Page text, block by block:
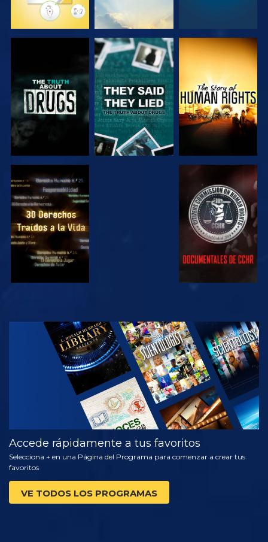
VE VE
VE VE
VE
EXPLORA LAS
SERIES
Accede rápidamente a tus favoritos
Selecciona + en una Página del Programa para comenzar a crear tus
favoritos
VE TODOS LOS PROGRAMAS